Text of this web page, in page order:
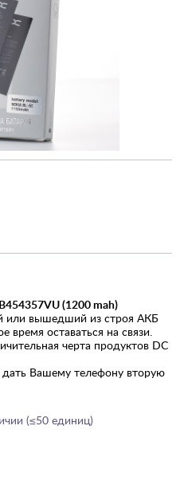
(1200 mah)
или вышедший из строя АКБ
время оставаться на связи.
черта продуктов DC
Вашему телефону вторую
смартфоне рассчитан на 500
этого аккумулятор начнет
(≤50 единиц)